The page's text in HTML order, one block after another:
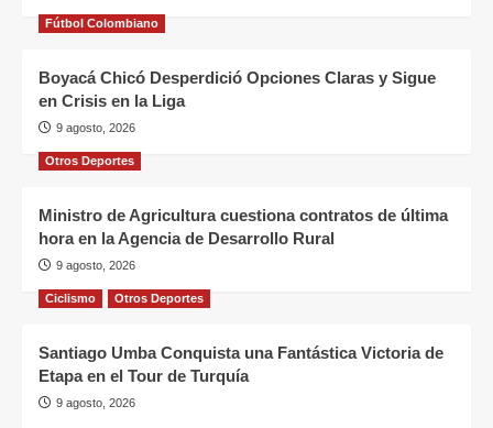
Fútbol Colombiano
Boyacá Chicó Desperdició Opciones Claras y Sigue
en Crisis en la Liga
9 agosto, 2026
Otros Deportes
Ministro de Agricultura cuestiona contratos de última
hora en la Agencia de Desarrollo Rural
9 agosto, 2026
Ciclismo Otros Deportes
Santiago Umba Conquista una Fantástica Victoria de
Etapa en el Tour de Turquía
9 agosto, 2026